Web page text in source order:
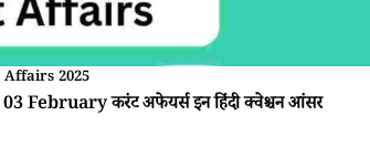
2025
करंट अफेयर्स इन हिंदी क्वेश्चन आंसर